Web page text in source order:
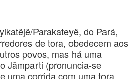
Parakateyê, do Pará,
de tora, obedecem aos
povos, mas há uma
Jãmparti (pronuncia-se
uma corrida com uma tora